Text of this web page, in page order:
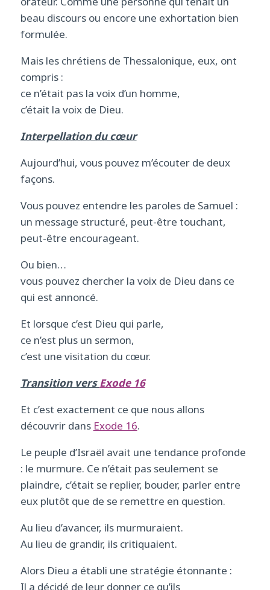
beau discours ou encore une exhortation bien
formulée.
Mais les chrétiens de Thessalonique, eux, ont
compris :
ce n’était pas la voix d’un homme,
c’était la voix de Dieu.
Interpellation du cœur
Aujourd’hui, vous pouvez m’écouter de deux
façons.
Vous pouvez entendre les paroles de Samuel :
un message structuré, peut-être touchant,
peut-être encourageant.
Ou bien…
vous pouvez chercher la voix de Dieu dans ce
qui est annoncé.
Et lorsque c’est Dieu qui parle,
ce n’est plus un sermon,
c’est une visitation du cœur.
Transition versExode 16
Et c’est exactement ce que nous allons
découvrir dans Exode 16.
Le peuple d’Israël avait une tendance profonde
: le murmure. Ce n’était pas seulement se
plaindre, c’était se replier, bouder, parler entre
eux plutôt que de se remettre en question.
Au lieu d’avancer, ils murmuraient.
Au lieu de grandir, ils critiquaient.
Alors Dieu a établi une stratégie étonnante :
Il a décidé de leur donner ce qu’ils